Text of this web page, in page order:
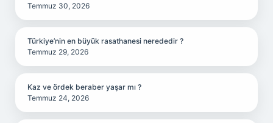
Temmuz 30, 2026
Türkiye’nin en büyük rasathanesi nerededir ?
Temmuz 29, 2026
Kaz ve ördek beraber yaşar mı ?
Temmuz 24, 2026